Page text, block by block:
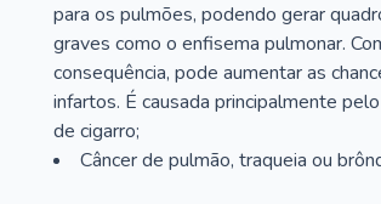
para os pulmões, podendo gerar
graves como o enfisema pulmonar.
consequência, pode aumentar as
infartos. É causada principalmente
de cigarro;
Câncer de pulmão, traqueia ou